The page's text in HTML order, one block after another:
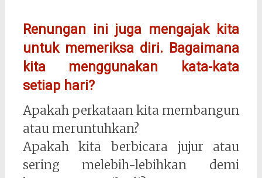
Renungan ini juga mengajak kita
untuk memeriksa diri. Bagaimana
kita menggunakan kata-kata
setiap hari?
Apakah perkataan kita membangun
atau meruntuhkan?
Apakah kita berbicara jujur atau
sering melebih-lebihkan demi